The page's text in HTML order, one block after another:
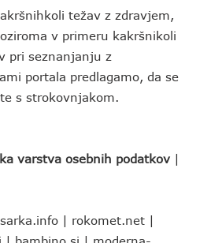
težav z zdravjem,
v primeru kakršnikoli
pri seznanjanju z
portala predlagamo, da se
s strokovnjakom.
varstva osebnih podatkov |
| rokomet.net |